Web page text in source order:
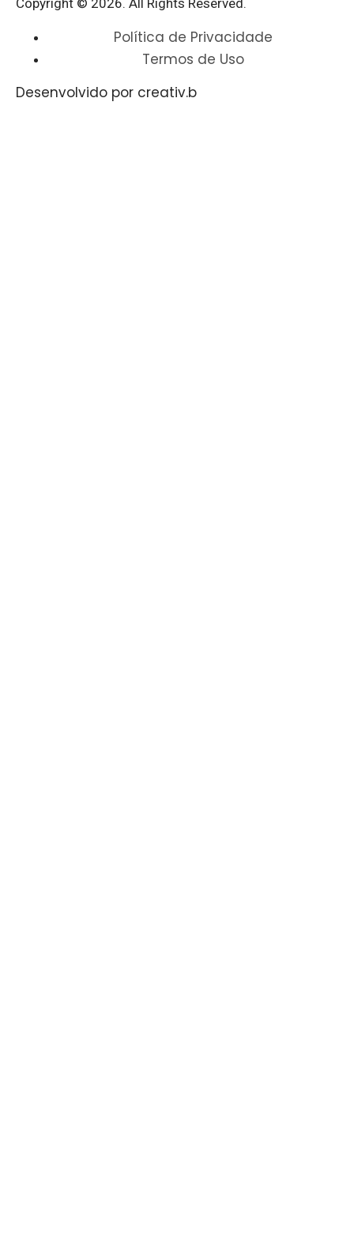
Política de Privacidade
Termos de Uso
Desenvolvido por creativ.b​​